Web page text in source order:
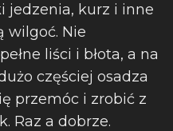
jedzenia, kurz i inne
wilgoć. Nie
liści i błota, a na
częściej osadza
przemóc i zrobić z
Raz a dobrze.